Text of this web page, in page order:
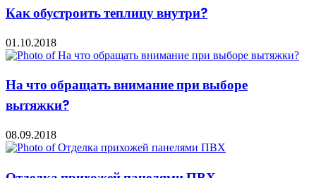
Как обустроить теплицу внутри?
01.10.2018
На что обращать внимание при выборе
вытяжки?
08.09.2018